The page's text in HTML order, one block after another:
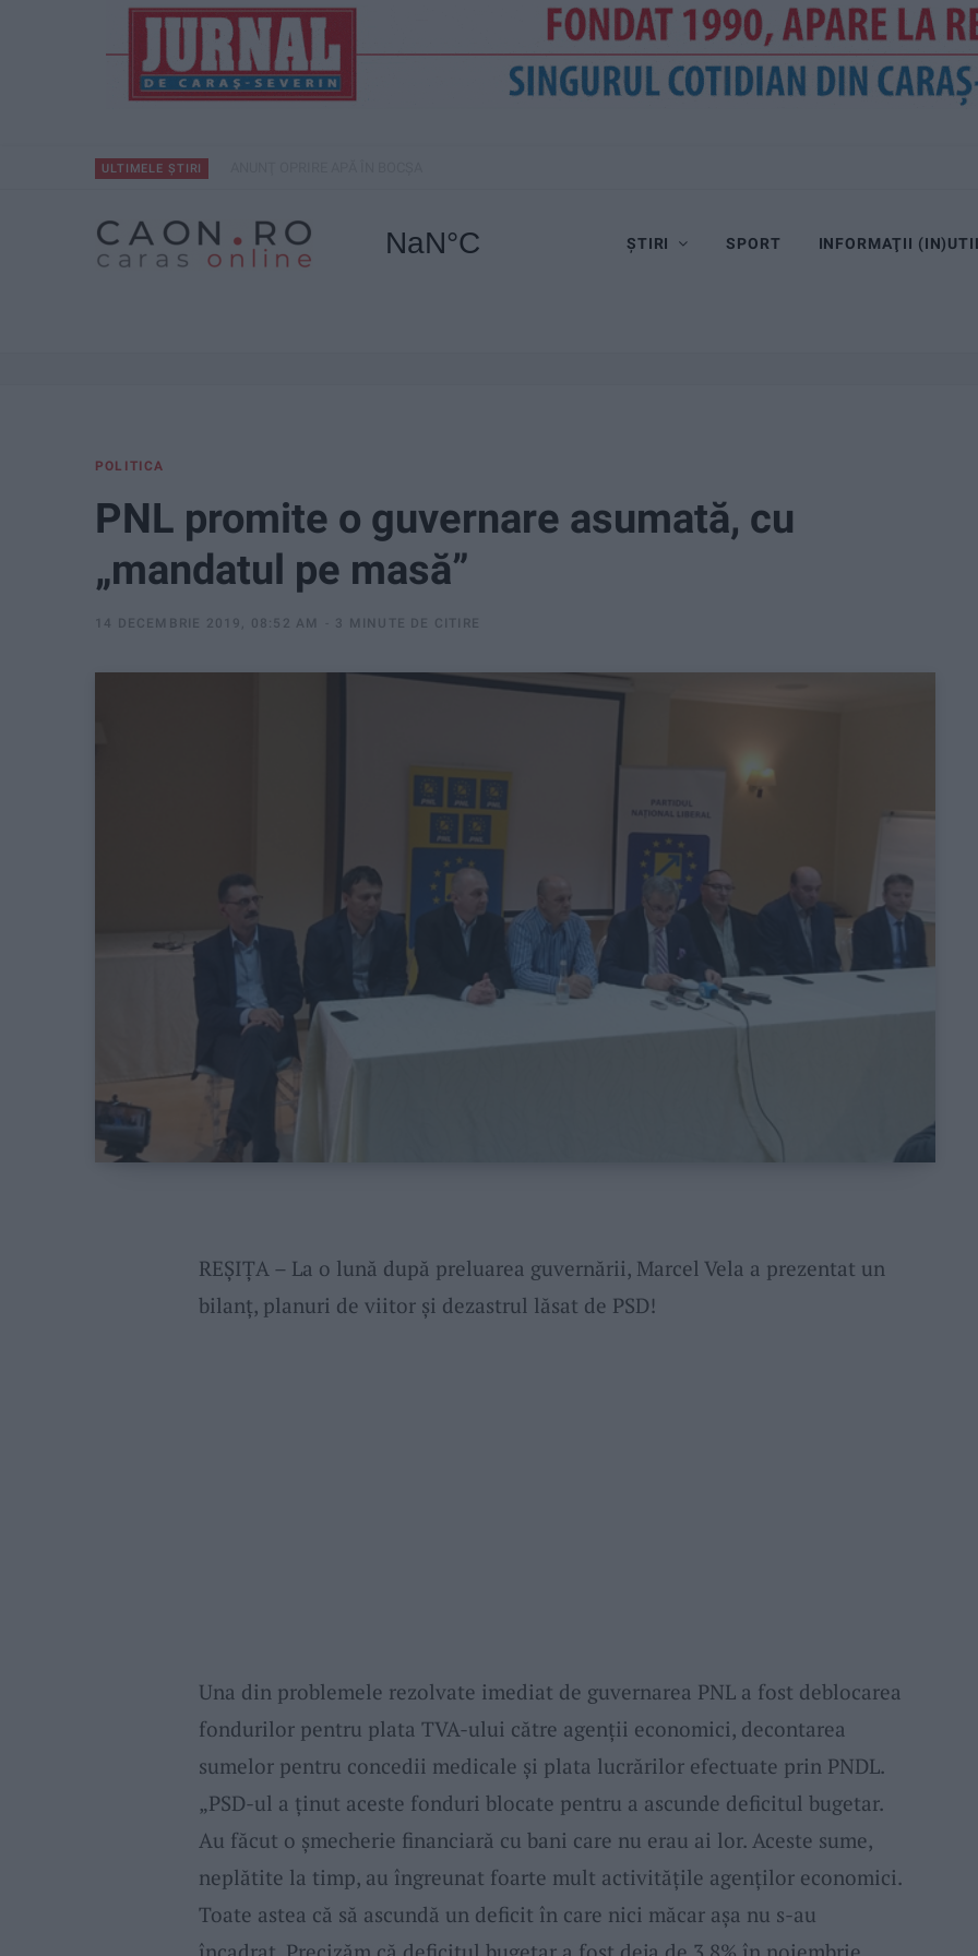
ULTIMELE ȘTIRI
ȘTIRI SPORT INFORMAŢII
POLITICA
PNL promite o guvernare asumată, cu
„mandatul pe masă”
14 DECEMBRIE 2019, 08:52 AM 3 MINUTE DE CITIRE
REȘIȚA – La o lună după preluarea guvernării, Marcel Vela a prezentat un
bilanț, planuri de viitor și dezastrul lăsat de PSD!
Una din problemele rezolvate imediat de guvernarea PNL a fost deblocarea
fondurilor pentru plata TVA-ului către agenții economici, decontarea
sumelor pentru concedii medicale și plata lucrărilor efectuate prin PNDL.
„PSD-ul a ținut aceste fonduri blocate pentru a ascunde deficitul bugetar.
Au făcut o șmecherie financiară cu bani care nu erau ai lor. Aceste sume,
neplătite la timp, au îngreunat foarte mult activitățile agenților economici.
Toate astea că să ascundă un deficit în care nici măcar așa nu s-au
încadrat. Precizăm că deficitul bugetar a fost deja de 3,8% în noiembrie,